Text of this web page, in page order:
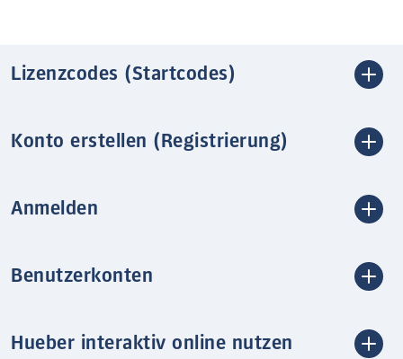
Lizenzcodes (Startcodes)
Konto erstellen (Registrierung)
Anmelden
Benutzerkonten
Hueber interaktiv online nutzen